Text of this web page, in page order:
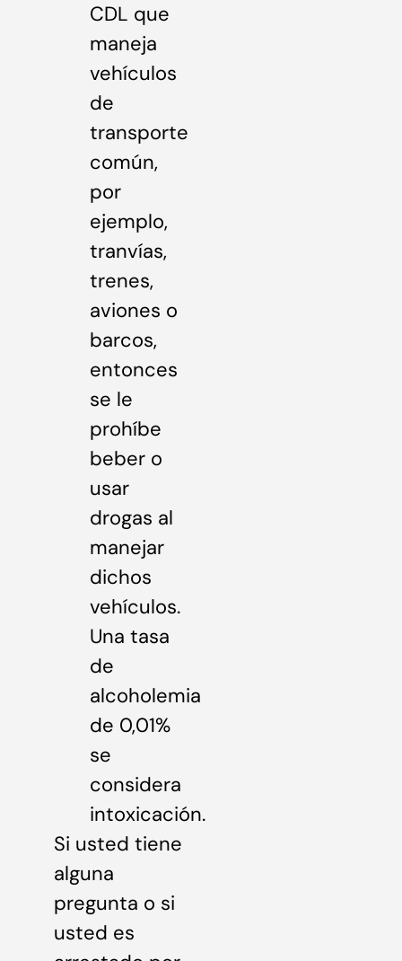
CDL que
maneja
vehículos
de
transporte
común,
por
ejemplo,
tranvías,
trenes,
aviones o
barcos,
entonces
se le
prohíbe
beber o
usar
drogas al
manejar
dichos
vehículos.
Una tasa
de
alcoholemia
de 0,01%
se
considera
intoxicación.
Si usted tiene
alguna
pregunta o si
usted es